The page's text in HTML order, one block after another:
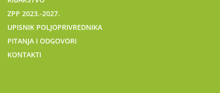
ZPP 2023.-2027.
UPISNIK POLJOPRIVREDNIKA
PITANJA I ODGOVORI
KONTAKTI